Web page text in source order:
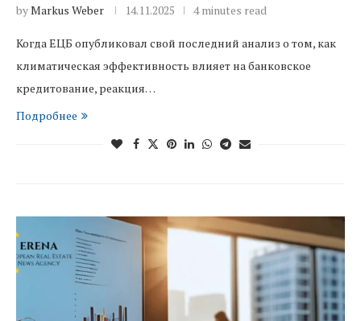
byMarkus Weber 14.11.2025 4 minutes read
Когда ЕЦБ опубликовал свой последний анализ о том, как
климатическая эффективность влияет на банковское
кредитование, реакция…
Подробнее